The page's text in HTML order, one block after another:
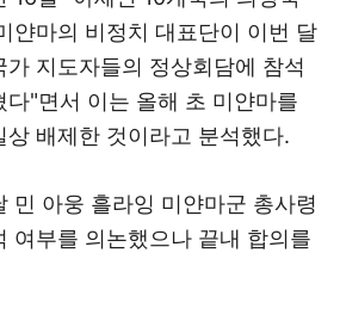
얀마의 비정치 대표단이 이번 달
지도자들의 정상회담에 참석
다"면서 이는 올해 초 미얀마를
상 배제한 것이라고 분석했다.
민 아웅 흘라잉 미얀마군 총사령
여부를 의논했으나 끝내 합의를